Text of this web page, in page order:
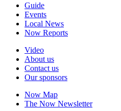
Guide
Events
Local News
Now Reports
Video
About us
Contact us
Our sponsors
Now Map
The Now Newsletter